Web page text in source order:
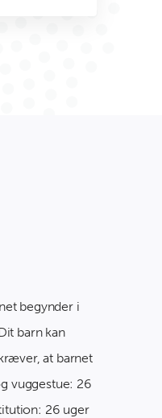
begynder i
barn kan
at barnet
vuggestue: 26
26 uger